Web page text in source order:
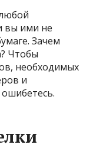
вы ими не
Зачем
Чтобы
необходимых
и